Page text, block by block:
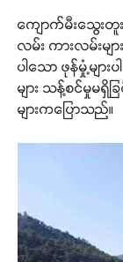
ကျောက်မီးသွေးတူ
လမ်း ကားလမ်းမျ
ပါသော ဖုန်မှုံ့မျာ
များ သန့်စင်မှုမရှိ
များကပြောသည်။